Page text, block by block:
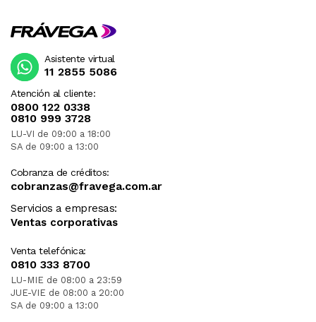
Atención al cliente:
0800 122 0338
0810 999 3728
LU-VI de 09:00 a 18:00
SA de 09:00 a 13:00
Cobranza de créditos:
cobranzas@fravega.com.ar
Servicios a empresas:
Ventas corporativas
Venta telefónica:
0810 333 8700
LU-MIE de 08:00 a 23:59
JUE-VIE de 08:00 a 20:00
SA de 09:00 a 13:00
Asistente virtual
11 2855 5086